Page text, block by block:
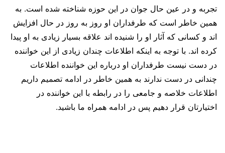
تجربه و در عین حال جوان در این حوزه شناخته شده است. به
همین خاطر است که طرفداران او روز به روز در حال افزایش
اند و کسانی که آثار او را شنیده اند علاقه بسیار زیادی به او پیدا
کرده اند. با توجه به اینکه اطلاعات چندان زیادی از این خواننده
در دست نیست طرفداران او درباره این خواننده اطلاعات
چندانی در دست ندارند به همین خاطر در ادامه تصمیم داریم
اطلاعات خلاصه و جامعی را در رابطه با این خواننده در
اختیارتان قرار دهیم پس در ادامه همراه ما باشید.